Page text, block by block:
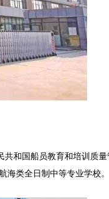
共和国船员教育和培训质量
海类全日制中等专业学校。